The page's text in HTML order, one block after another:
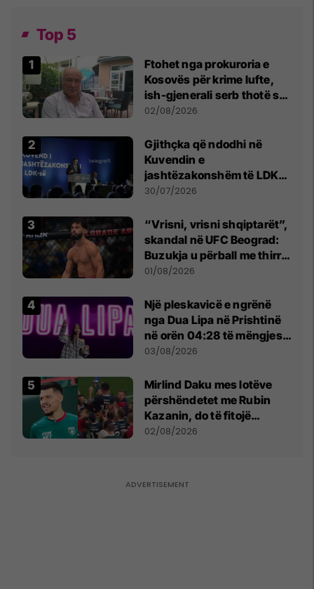
Top 5
Ftohet nga prokuroria e
Kosovës për krime lufte,
ish-gjenerali serb thotë se
dikush e tradhtoi në
02/08/2026
Gjithçka që ndodhi në
Kuvendin e
jashtëzakonshëm të LDK-
së
30/07/2026
“Vrisni, vrisni shqiptarët”,
skandal në UFC Beograd:
Buzukja u përball me thirrje
anti-shqiptare nga
01/08/2026
Një pleskavicë e ngrënë
nga Dua Lipa në Prishtinë
në orën 04:28 të mëngjesit
- dhe bota digjitale serbe
03/08/2026
Mirlind Daku mes lotëve
përshëndetet me Rubin
Kazanin, do të fitojë
miliona te Spartak Moska
02/08/2026